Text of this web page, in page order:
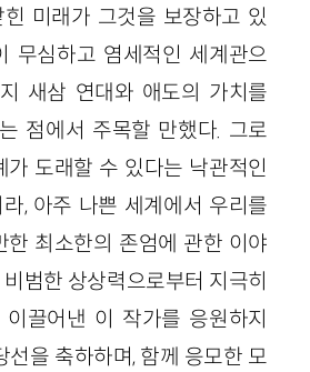
미래가 그것을 보장하고 있
무심하고 염세적인 세계관으
새삼 연대와 애도의 가치를
점에서 주목할 만했다. 그로
가 도래할 수 있다는 낙관적인
, 아주 나쁜 세계에서 우리를
한 최소한의 존엄에 관한 이야
범한 상상력으로부터 지극히
끌어낸 이 작가를 응원하지
선을 축하하며, 함께 응모한 모